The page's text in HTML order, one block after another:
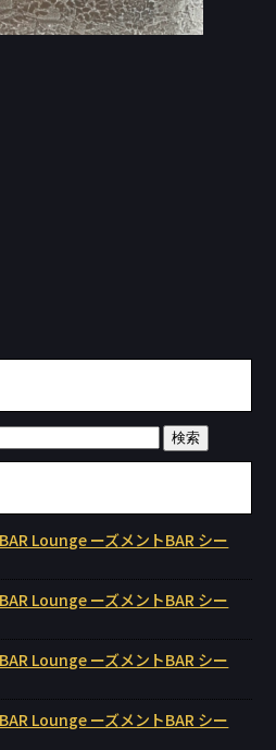
Lounge ーズメントBAR シー
Lounge ーズメントBAR シー
Lounge ーズメントBAR シー
Lounge ーズメントBAR シー